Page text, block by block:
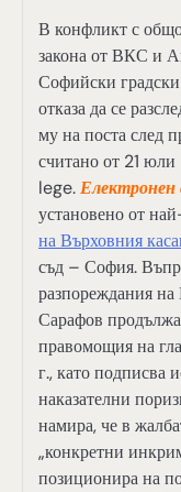
В конфликт с
закона от ВКС и
Софийски
отказа да се
му на поста след
считано от 21
lege.Електронен
установено от
на Върховния
съд – София.
разпореждания на
Сарафов
правомощия на
г., като подписва
наказателни
намира, че в
„конкретни
позиционира на